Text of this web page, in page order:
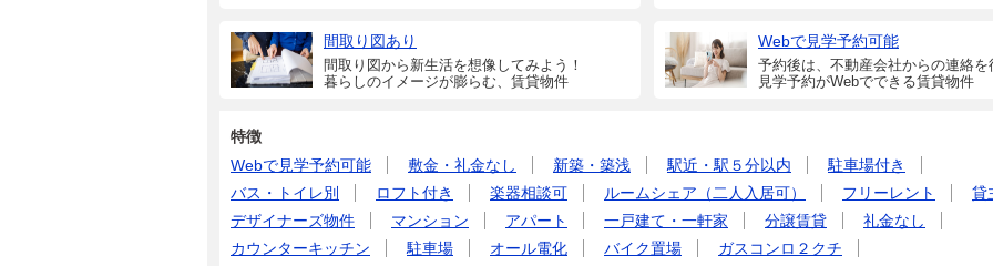
間取り図あり
間取り図から新生活を想像してみよう！
暮らしのイメージが膨らむ、賃貸物件
Webで見学予約可能
予約後は、不動産会社からの連絡を
見学予約がWebでできる賃貸物件
特徴
Webで見学予約可能
敷金・礼金なし 新築・築浅 駅近・駅５分以内
駐車場付き
バス・トイレ別
ロフト付き 楽器相談可 ルームシェア（二人入居可） フリーレント
貸
デザイナーズ物件
マンション アパート 一戸建て・一軒家 分譲賃貸
礼金なし
カウンターキッチン
駐車場 オール電化 バイク置場
ガスコンロ２クチ